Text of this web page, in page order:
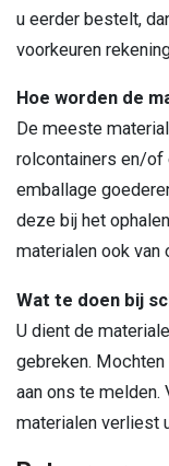
u eerder bestelt,
voorkeuren
Hoe worden de
De meeste
rolcontainers en/of
emballage
deze bij het
materialen ook van
Wat te doen bij
U dient de
gebreken.
aan ons te melden.
materialen verliest